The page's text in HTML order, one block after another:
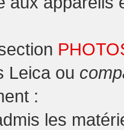
Leica ou
:
les